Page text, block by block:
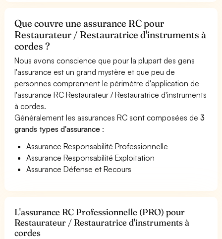
Que couvre une assurance RC pour
Restaurateur / Restauratrice d'instruments à
cordes ?
Nous avons conscience que pour la plupart des gens
l'assurance est un grand mystère et que peu de
personnes comprennent le périmètre d'application de
l'assurance RC Restaurateur / Restauratrice d'instruments
à cordes.
Généralement les assurances RC sont composées de3
grands types d'assurance :
Assurance Responsabilité Professionnelle
Assurance Responsabilité Exploitation
Assurance Défense et Recours
L'assurance RC Professionnelle (PRO) pour
Restaurateur / Restauratrice d'instruments à
cordes